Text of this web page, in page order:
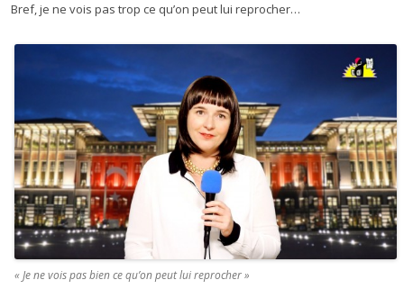
Bref, je ne vois pas trop ce qu’on peut lui reprocher…
« Je ne vois pas bien ce qu’on peut lui reprocher »